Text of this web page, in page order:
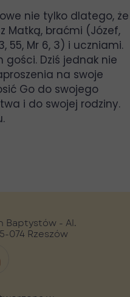
Baptystów - Al.
074 Rzeszów
nie tylko dlatego, że
Matką, braćmi (Józef,
55, Mr 6, 3) i uczniami.
Dziś jednak nie
na swoje
Go do swojego
i do swojej rodziny.